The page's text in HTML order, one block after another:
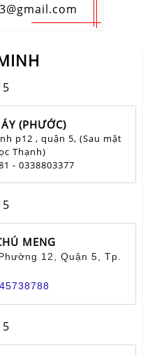
(PHƯỚC)
p12 , quận 5, (Sau mặt
Thạnh)
- 0338803377
MENG
12, Quận 5, Tp.